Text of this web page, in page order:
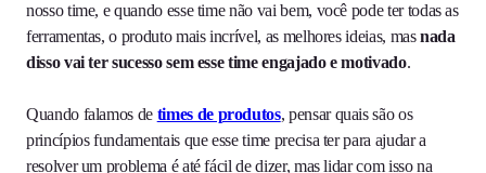
nosso time, e quando esse time não vai bem, você pode ter todas as
ferramentas, o produto mais incrível, as melhores ideias, masnada
disso vai ter sucesso sem esse time engajado e motivado.
Quando falamos de times de produtos, pensar quais são os
princípios fundamentais que esse time precisa ter para ajudar a
resolver um problema é até fácil de dizer, mas lidar com isso na